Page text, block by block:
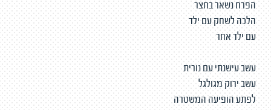
הפרח נשאר בחצר
הלכה לשחק עם ילד
עם ילד אחר
עשב עישנתי עם נורית
עשב ירוק מגולגל
לפתע הופיעה המשטרה